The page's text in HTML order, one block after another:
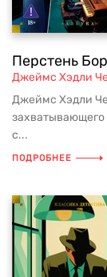
Перстень
Джеймс Хэдли
Джеймс Хэдли
захватывающего
с...
ПОДРОБНЕЕ